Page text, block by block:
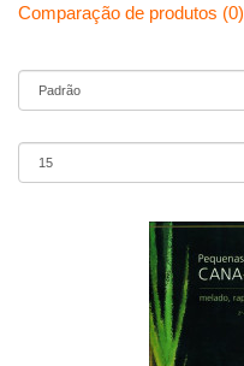
Comparação de produtos (0)